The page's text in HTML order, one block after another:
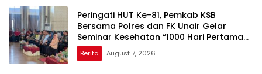
Peringati HUT Ke-81, Pemkab KSB
Bersama Polres dan FK Unair Gelar
Seminar Kesehatan “1000 Hari Pertama
Kehidupan”
Berita August 7, 2026